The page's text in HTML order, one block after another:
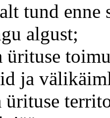
tund enne
algust;
ürituse
ja
ürituse